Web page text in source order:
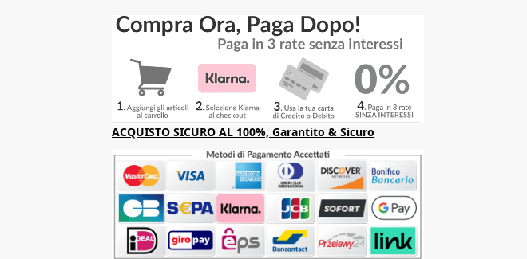
ACQUISTO SICURO AL 100%, Garantito & Sicuro